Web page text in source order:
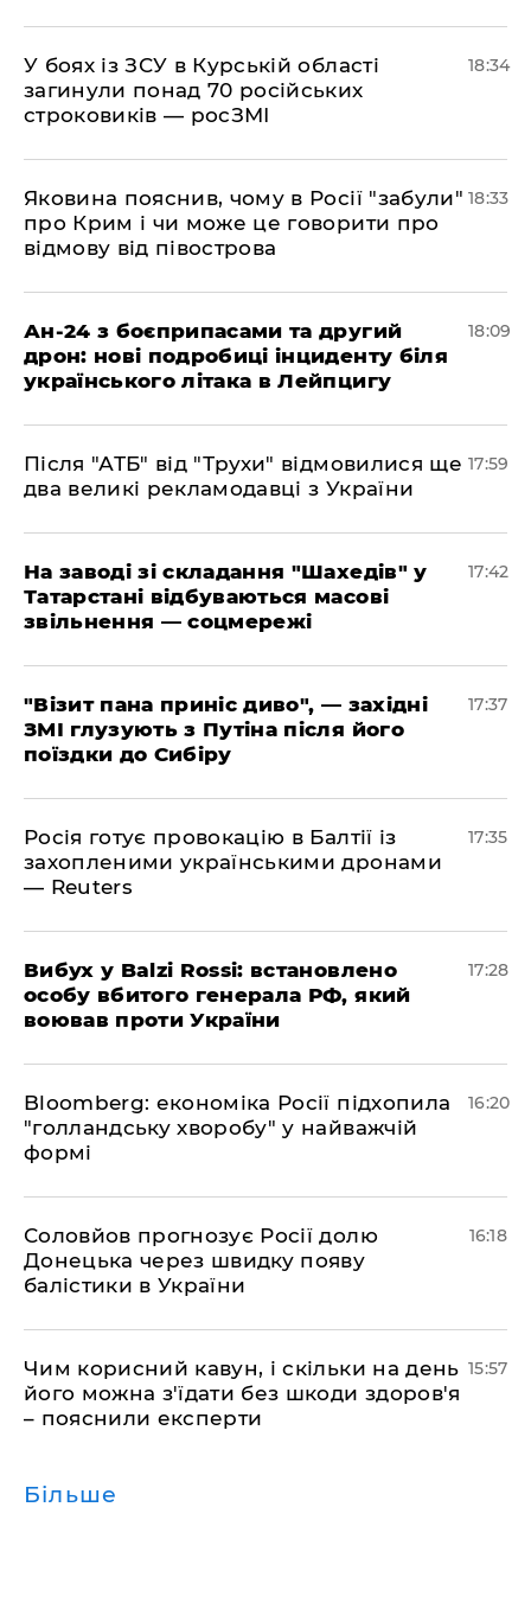
​У боях із ЗСУ в Курській області
загинули понад 70 російських
строковиків — росЗМІ
18:34
​Яковина пояснив, чому в Росії "забули"
про Крим і чи може це говорити про
відмову від півострова
18:33
​Ан-24 з боєприпасами та другий
дрон: нові подробиці інциденту біля
українського літака в Лейпцигу
18:09
​Після "АТБ" від "Трухи" відмовилися ще
два великі рекламодавці з України
17:59
​На заводі зі складання "Шахедів" у
Татарстані відбуваються масові
звільнення — соцмережі
17:42
"Візит пана приніс диво", — західні
ЗМІ глузують з Путіна після його
поїздки до Сибіру
17:37
Росія готує провокацію в Балтії із
захопленими українськими дронами
— Reuters
17:35
​Вибух у Balzi Rossi: встановлено
особу вбитого генерала РФ, який
воював проти України
17:28
Bloomberg: економіка Росії підхопила
"голландську хворобу" у найважчій
формі
16:20
Соловйов прогнозує Росії долю
Донецька через швидку появу
балістики в України
16:18
Чим корисний кавун, і скільки на день
його можна з'їдати без шкоди здоров'я
– пояснили експерти
15:57
Більше